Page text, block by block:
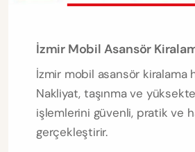
İzmir Mobil Asansör
İzmir mobil asansör kiralama
Nakliyat, taşınma ve
işlemlerini güvenli, pratik ve
gerçekleştirir.